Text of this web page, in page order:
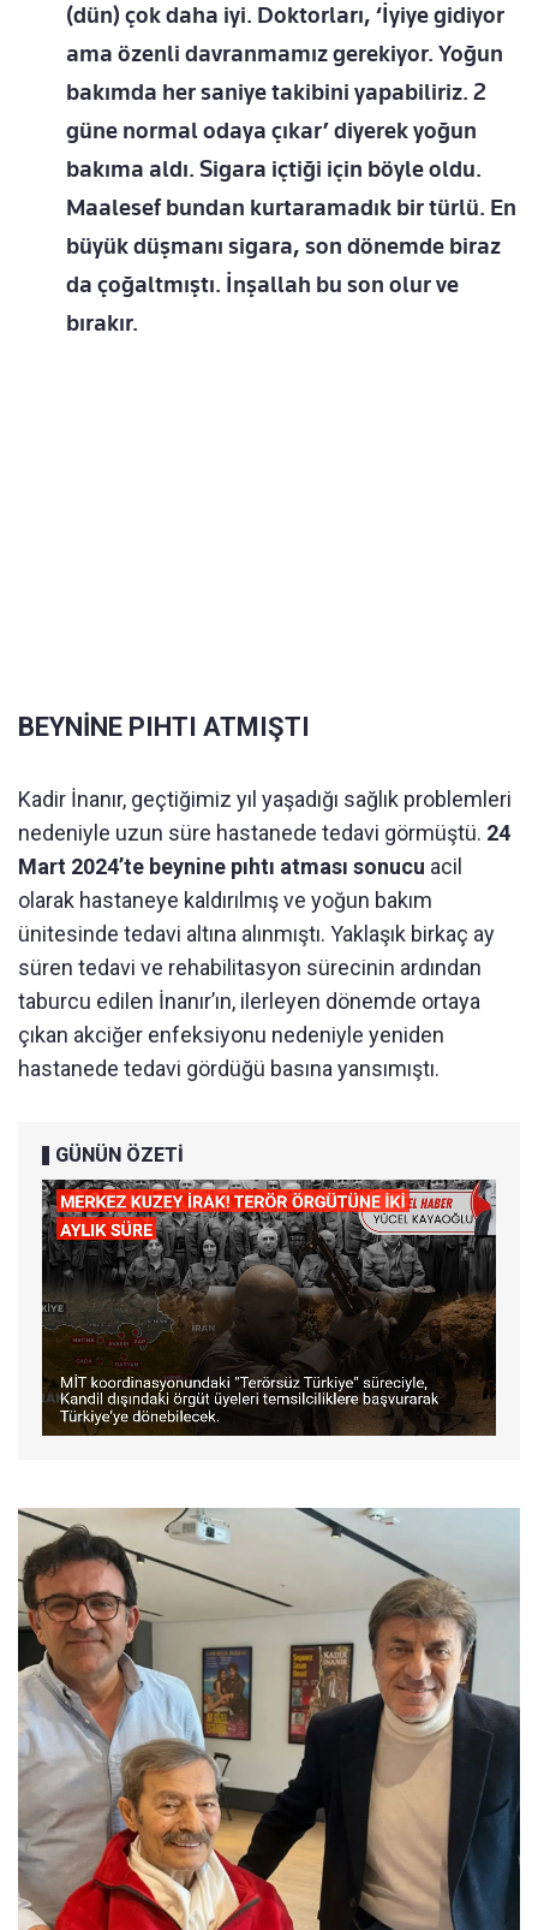
(dün) çok daha iyi. Doktorları, ‘İyiye gidiyor
ama özenli davranmamız gerekiyor. Yoğun
bakımda her saniye takibini yapabiliriz. 2
güne normal odaya çıkar’ diyerek yoğun
bakıma aldı. Sigara içtiği için böyle oldu.
Maalesef bundan kurtaramadık bir türlü. En
büyük düşmanı sigara, son dönemde biraz
da çoğaltmıştı. İnşallah bu son olur ve
bırakır.
BEYNİNE PIHTI ATMIŞTI
Kadir İnanır, geçtiğimiz yıl yaşadığı sağlık problemleri
nedeniyle uzun süre hastanede tedavi görmüştü. 24
Mart 2024’te beynine pıhtı atması sonucu acil
olarak hastaneye kaldırılmış ve yoğun bakım
ünitesinde tedavi altına alınmıştı. Yaklaşık birkaç ay
süren tedavi ve rehabilitasyon sürecinin ardından
taburcu edilen İnanır’ın, ilerleyen dönemde ortaya
çıkan akciğer enfeksiyonu nedeniyle yeniden
hastanede tedavi gördüğü basına yansımıştı.
GÜNÜN ÖZETİ